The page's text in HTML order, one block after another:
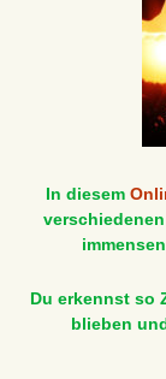
In diesem
Du erkennst so
blieben